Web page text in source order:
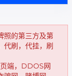
照的第三方及第
代刷，代挂，刷
端，DDOS网